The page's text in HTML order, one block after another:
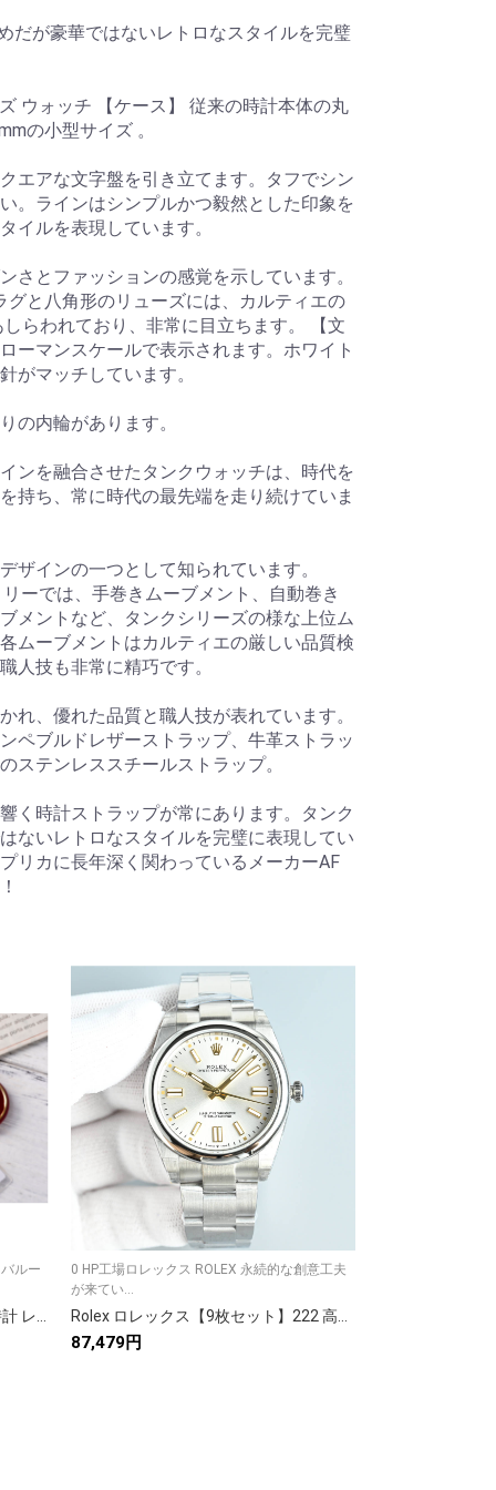
だが豪華ではないレトロなスタイルを完璧
ウォッチ 【ケース】 従来の時計本体の丸
の小型サイズ 。
エアな文字盤を引き立てます。タフでシン
。ラインはシンプルかつ毅然とした印象を
イルを表現しています。
さとファッションの感覚を示しています。
グと八角形のリューズには、カルティエの
らわれており、非常に目立ちます。 【文
ーマンスケールで表示されます。ホワイト
がマッチしています。
の内輪があります。
ンを融合させたタンクウォッチは、時代を
持ち、常に時代の最先端を走り続けていま
ザインの一つとして知られています。
ーでは、手巻きムーブメント、自動巻き
メントなど、タンクシリーズの様な上位ム
ムーブメントはカルティエの厳しい品質検
人技も非常に精巧です。
れ、優れた品質と職人技が表れています。
ペブルドレザーストラップ、牛革ストラッ
ステンレススチールストラップ。
く時計ストラップが常にあります。タンク
ないレトロなスタイルを完璧に表現してい
リカに長年深く関わっているメーカーAF
ルー
Cartier カルティエ✨カルティエ 時計 レディース✨ ローズゴールド サントス 100💎 美しい9点画像付き👜 ラグジュアリー 贈り物に最適🎁
0 HP工場ロレックス ROLEX 永続的な創意工夫
が来てい...
Rolex ロレックス【9枚セット】222 高品質素材✨ お得なバリューパック🎁 長期間使用可能💪 保存ケース付き📦 満足保証😊
87,479円